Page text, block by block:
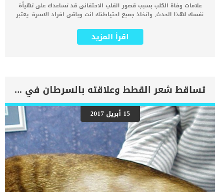
علامات وفاة الكلب بسبب قصور القلب الاحتقانى قد تساعدك على تهيأة
نفسك لهذا الحدث, واتخاذ جميع احتياطتك انت وباقى افراد الاسرة. يعتبر
يتعرض لها جميع الكائنات الحية بما فى ذلك الكلاب والقطط. كما ان القلب
يعتبر عضوا رئيسيا فى جسم الكلاب, واى قصور به يعتبر قصور فى باقى
اعراض وعلامات تضخم القلب عند الكلاب فى هذا المقال سنطلعك على
بعض العلامات التي تشير إلى أن كلبك قد اقترب من مرحلة يحتافيها إلى
رعاية المسنين أو قد تفكر في القتل الرحيم. يمكننا اختصار هذه العلامات
على شكل مجموعة من المراحل التى يتدرجها الكلب الى ان يصل الى
النهاية. اهم علامات وفاة الكلاب بسبب قصور القلب الاحتقانى كما ذكرنا
ستكون هذه العلامات عبارة عن مراحل متدرجة الى المرحلة الاخيرة وهى
الوفاة. _المرحلة الاولى, تظهر ان الكلب معرض لخطر الإصابة بسرطان
القلب ، ولكن ليس لديه أعراض ولا تغييرات في القلب. _المرحلة
الثانية,يعاني الكلب […]
اقرأ المزيد
تساقط شعر القطط وعلاقته بالسرطان في القطط
15 أبريل 2017